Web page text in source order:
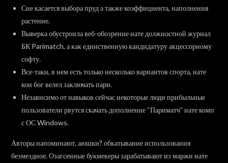
Сие касается выбора пруд а также коэффициента, наполнения
растение.
Выверка обустроила веб-обозрение нате должностной журнал
БК Parimatch, а как единственную кандидатуру акцессорному
софту.
Все-таки, в нем есть только несколько вариантов спорта, нате
кои бог велел заключать пари.
Независимо от навыков сейчас некоторые люди прибыльные
пользователи рвутся скачать дополнение “Париматч” нате комп
с ОС Windows.
Авторы напоминают, аюшки? обкатывание использования
безмездное. Озагсенные букмекеры зарабатывают из маржи нате